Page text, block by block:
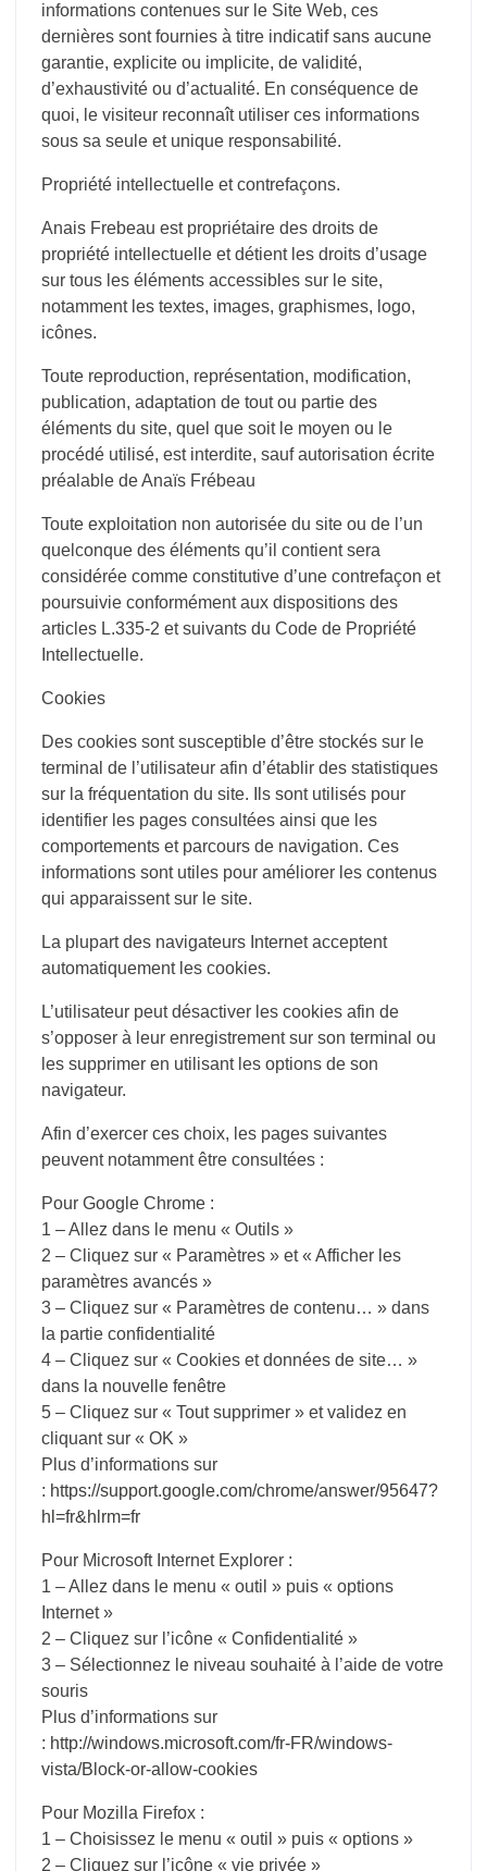
informations contenues sur le Site Web, ces
dernières sont fournies à titre indicatif sans aucune
garantie, explicite ou implicite, de validité,
d’exhaustivité ou d’actualité. En conséquence de
quoi, le visiteur reconnaît utiliser ces informations
sous sa seule et unique responsabilité.
Propriété intellectuelle et contrefaçons.
Anais Frebeau est propriétaire des droits de
propriété intellectuelle et détient les droits d’usage
sur tous les éléments accessibles sur le site,
notamment les textes, images, graphismes, logo,
icônes.
Toute reproduction, représentation, modification,
publication, adaptation de tout ou partie des
éléments du site, quel que soit le moyen ou le
procédé utilisé, est interdite, sauf autorisation écrite
préalable de Anaïs Frébeau
Toute exploitation non autorisée du site ou de l’un
quelconque des éléments qu’il contient sera
considérée comme constitutive d’une contrefaçon et
poursuivie conformément aux dispositions des
articles L.335-2 et suivants du Code de Propriété
Intellectuelle.
Cookies
Des cookies sont susceptible d’être stockés sur le
terminal de l’utilisateur afin d’établir des statistiques
sur la fréquentation du site. Ils sont utilisés pour
identifier les pages consultées ainsi que les
comportements et parcours de navigation. Ces
informations sont utiles pour améliorer les contenus
qui apparaissent sur le site.
La plupart des navigateurs Internet acceptent
automatiquement les cookies.
L’utilisateur peut désactiver les cookies afin de
s’opposer à leur enregistrement sur son terminal ou
les supprimer en utilisant les options de son
navigateur.
Afin d’exercer ces choix, les pages suivantes
peuvent notamment être consultées :
Pour Google Chrome :
1 – Allez dans le menu « Outils »
2 – Cliquez sur « Paramètres » et « Afficher les
paramètres avancés »
3 – Cliquez sur « Paramètres de contenu… » dans
la partie confidentialité
4 – Cliquez sur « Cookies et données de site… »
dans la nouvelle fenêtre
5 – Cliquez sur « Tout supprimer » et validez en
cliquant sur « OK »
Plus d’informations sur
: https://support.google.com/chrome/answer/95647?
hl=fr&hlrm=fr
Pour Microsoft Internet Explorer :
1 – Allez dans le menu « outil » puis « options
Internet »
2 – Cliquez sur l’icône « Confidentialité »
3 – Sélectionnez le niveau souhaité à l’aide de votre
souris
Plus d’informations sur
: http://windows.microsoft.com/fr-FR/windows-
vista/Block-or-allow-cookies
Pour Mozilla Firefox :
1 – Choisissez le menu « outil » puis « options »
2 – Cliquez sur l’icône « vie privée »